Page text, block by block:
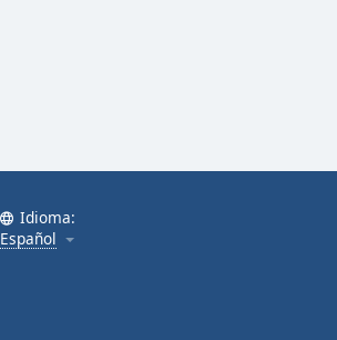
Idioma:
Español